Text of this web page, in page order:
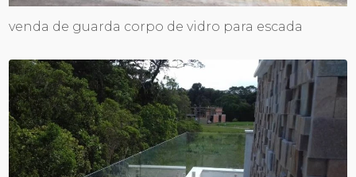
venda de guarda corpo de vidro para escada